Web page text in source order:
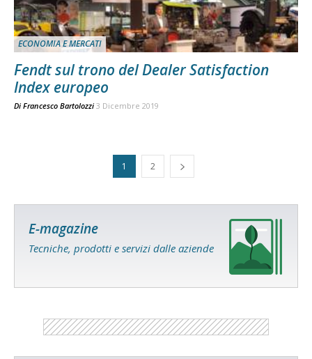
ECONOMIA E MERCATI
Fendt sul trono del Dealer Satisfaction
Index europeo
Di Francesco Bartolozzi 3 Dicembre 2019
1 2
E-magazine
Tecniche, prodotti e servizi dalle aziende